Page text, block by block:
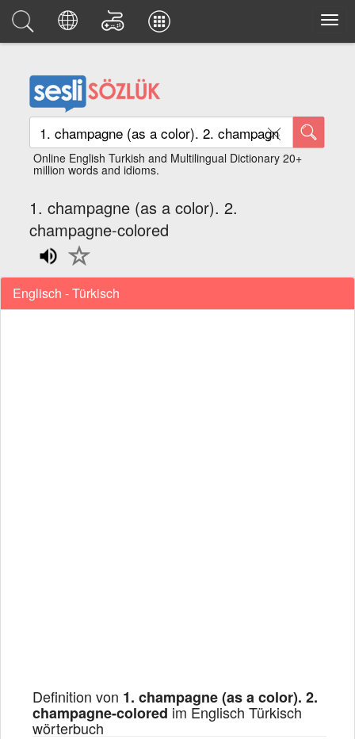
Online English Turkish and Multilingual Dictionary 20+
million words and idioms.
1. champagne (as a color). 2.
champagne-colored
Englisch - Türkisch
Definition von 1. champagne (as a color). 2.
champagne-colored im Englisch Türkisch
wörterbuch